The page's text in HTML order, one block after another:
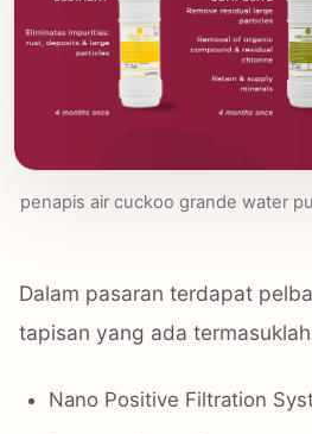
penapis air cuckoo grande water
Dalam pasaran terdapat
tapisan yang ada
Nano Positive Filtration